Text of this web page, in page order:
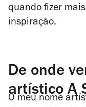
quando fizer
inspiração.
De onde
artístico A
O meu nome